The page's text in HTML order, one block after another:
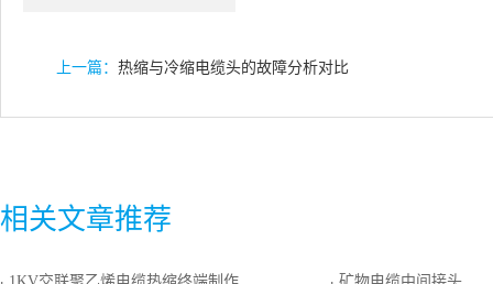
上一篇： 热缩与冷缩电缆头的故障分析对比
相关文章推荐